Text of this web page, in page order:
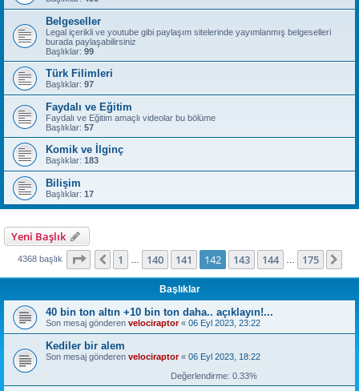
Belgeseller
Legal içerikli ve youtube gibi paylaşım sitelerinde yayımlanmış belgeselleri
burada paylaşabilirsiniz
Başlıklar: 99
Türk Filimleri
Başlıklar: 97
Faydalı ve Eğitim
Faydalı ve Eğitim amaçlı videolar bu bölüme
Başlıklar: 57
Komik ve İlginç
Başlıklar: 183
Bilişim
Başlıklar: 17
Yeni Başlık
4368 başlık 142. sayfa (Toplam175 sayfa)
Önceki
1 140 141 142 143 144 175
Başlıklar
40 bin ton altın +10 bin ton daha.. açıklayın!...
Son mesaj gönderen velociraptor« 06 Eyl 2023, 23:22
Kediler bir alem
Son mesaj gönderen velociraptor« 06 Eyl 2023, 18:22
Değerlendirme: 0.33%